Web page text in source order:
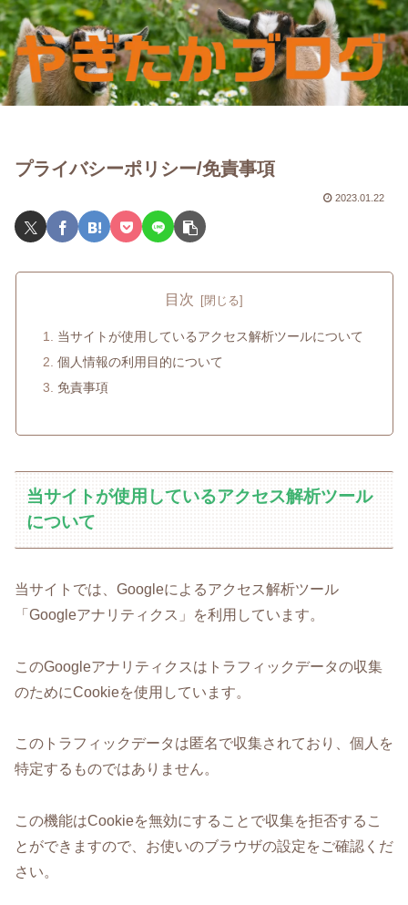
プライバシーポリシー/免責事項
2023.01.22
目次
当サイトが使用しているアクセス解析ツールについて
個人情報の利用目的について
免責事項
当サイトが使用しているアクセス解析ツール
について
当サイトでは、Googleによるアクセス解析ツール
「Googleアナリティクス」を利用しています。
このGoogleアナリティクスはトラフィックデータの収集
のためにCookieを使用しています。
このトラフィックデータは匿名で収集されており、個人を
特定するものではありません。
この機能はCookieを無効にすることで収集を拒否するこ
とができますので、お使いのブラウザの設定をご確認くだ
さい。